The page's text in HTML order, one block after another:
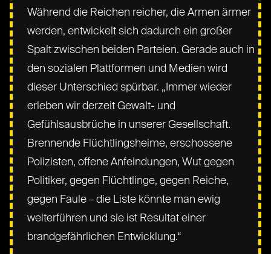
Während die Reichen reicher, die Armen ärmer
werden, entwickelt sich dadurch ein großer
Spalt zwischen beiden Parteien. Gerade auch in
den sozialen Plattformen und Medien wird
dieser Unterschied spürbar. „Immer wieder
erleben wir derzeit Gewalt- und
Gefühlsausbrüche in unserer Gesellschaft.
Brennende Flüchtlingsheime, erschossene
Polizisten, offene Anfeindungen, Wut gegen
Politiker, gegen Flüchtlinge, gegen Reiche,
gegen Faule – die Liste könnte man ewig
weiterführen und sie ist Resultat einer
brandgefährlichen Entwicklung.“